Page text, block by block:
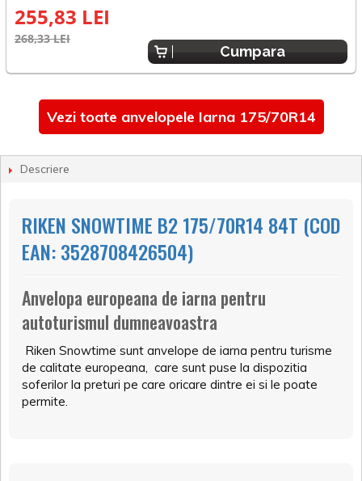
255,83 LEI
268,33 LEI
Cumpara
Vezi toate anvelopele Iarna 175/70R14
Descriere
RIKEN SNOWTIME B2 175/70R14 84T (COD
EAN: 3528708426504)
Anvelopa europeana de iarna pentru
autoturismul dumneavoastra
Riken Snowtime sunt anvelope de iarna pentru turisme
de calitate europeana, care sunt puse la dispozitia
soferilor la preturi pe care oricare dintre ei si le poate
permite.